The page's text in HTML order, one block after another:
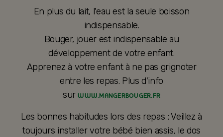
En plus du lait, l'eau est la seule boisson
indispensable.
Bouger, jouer est indispensable au
développement de votre enfant.
Apprenez à votre enfant à ne pas grignoter
entre les repas. Plus d'info
surWWW.MANGERBOUGER.FR
Les bonnes habitudes lors des repas : Veillez à
toujours installer votre bébé bien assis, le dos